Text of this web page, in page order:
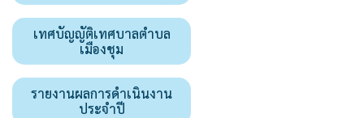
เทศบัญญัติเทศบาลตำบล
เมืองชุม
รายงานผลการดำเนินงาน
ประจำปี